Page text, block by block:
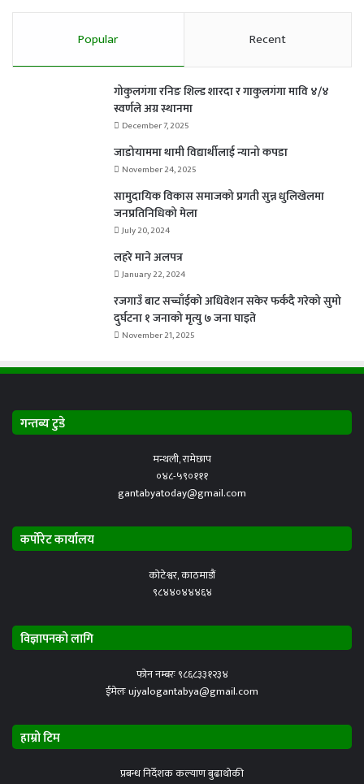
Popular Recent
गोकुलगंगा रनिङ शिल्ड शारदा र गाकुलगंगा मावि ४/४
स्वर्णले अग्र स्थानमा
December 7, 2025
जाडोयाममा थामी विद्यार्थीलाई न्यानो कपडा
November 24, 2025
सामुदायिक विकास समाजको प्रगती सुन्न धुलिखेलमा
जनप्रतिनिधिको मेला
July 20, 2024
लहरे माने अलपत्र
January 22, 2024
रजगाउँ बाट सच्चाँईको अधिवेशन सकेर फर्कदै गरेको सुमो
दुर्घटना १ जनाको मृत्यु ७ जना घाइते
November 21, 2025
गन्तब्य टुडे
मन्थली, रामेछाप
०४८-५९०१११
gantabyatoday@gmail.com
कर्पोरेट कार्यालय
कोटेश्वर, काठमाडौं
९८४४०४४४६४
विज्ञापनको लागि
फोन नम्बरः ९८६८३३१२३४
ईमेलः ujyalogantabya@gmail.com
हाम्रो टिम
प्रबन्ध निर्देशक कल्याण बुढाथोकी